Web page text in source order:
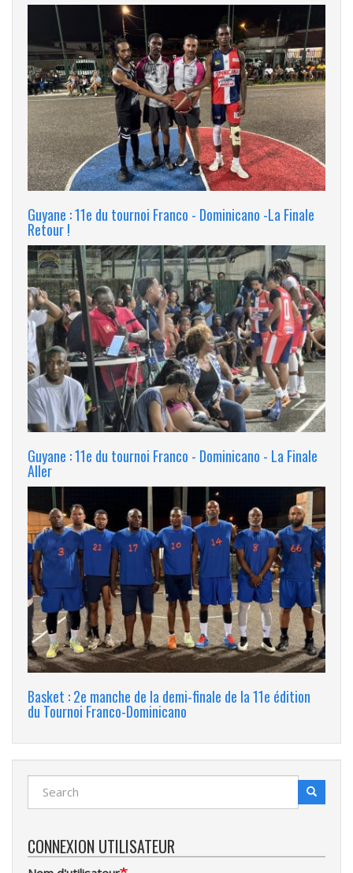
Guyane : 11e du tournoi Franco - Dominicano -La Finale
Retour !
Guyane : 11e du tournoi Franco - Dominicano - La Finale
Aller
Basket : 2e manche de la demi-finale de la 11e édition
du Tournoi Franco-Dominicano
Recherche Search
CONNEXION UTILISATEUR